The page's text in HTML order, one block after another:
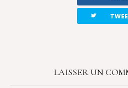
twitterbird
LAISSER UN